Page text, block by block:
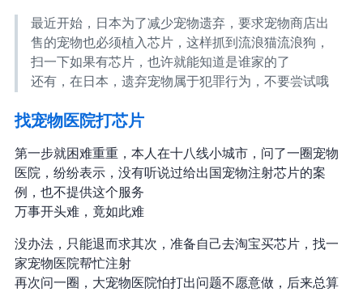
最近开始，日本为了减少宠物遗弃，要求宠物商店出
售的宠物也必须植入芯片，这样抓到流浪猫流浪狗，
扫一下如果有芯片，(也许)就能知道是谁家的了
还有，在日本，遗弃宠物属于犯罪行为，不要尝试哦
找宠物医院打芯片
第一步就困难重重，本人在十八线小城市，问了一圈宠物
医院，纷纷表示，没有听说过给出国宠物注射芯片的案
例，也不提供这个服务
万事开头难，竟如此难..
没办法，只能退而求其次，准备自己去淘宝买芯片，找一
家宠物医院帮忙注射
再次问一圈，大宠物医院怕打出问题不愿意做，后来总算